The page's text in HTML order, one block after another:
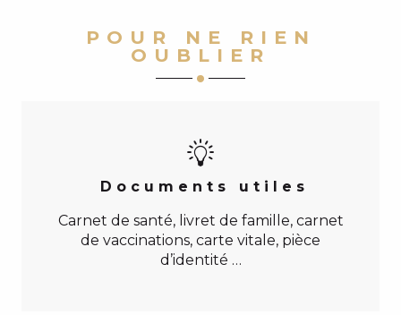
POUR NE RIEN
OUBLIER
D o c u m e n t s u t i l e s
Carnet de santé, livret de famille, carnet
de vaccinations, carte vitale, pièce
d’identité …